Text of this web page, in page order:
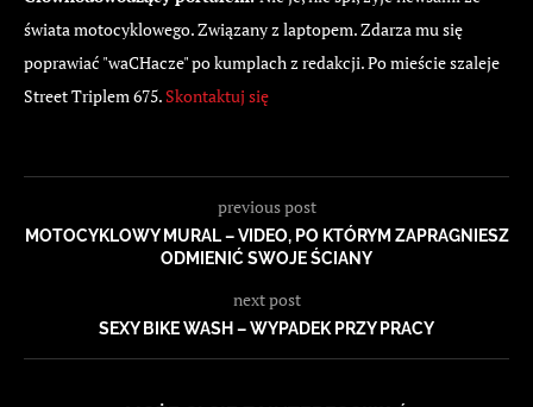
świata motocyklowego. Związany z laptopem. Zdarza mu się
poprawiać "waCHacze" po kumplach z redakcji. Po mieście szaleje
Street Triplem 675. Skontaktuj się
previous post
MOTOCYKLOWY MURAL – VIDEO, PO KTÓRYM ZAPRAGNIESZ
ODMIENIĆ SWOJE ŚCIANY
next post
SEXY BIKE WASH – WYPADEK PRZY PRACY